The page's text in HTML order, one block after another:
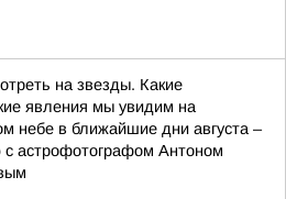
на звезды. Какие
явления мы увидим на
небе в ближайшие дни августа –
с астрофотографом Антоном